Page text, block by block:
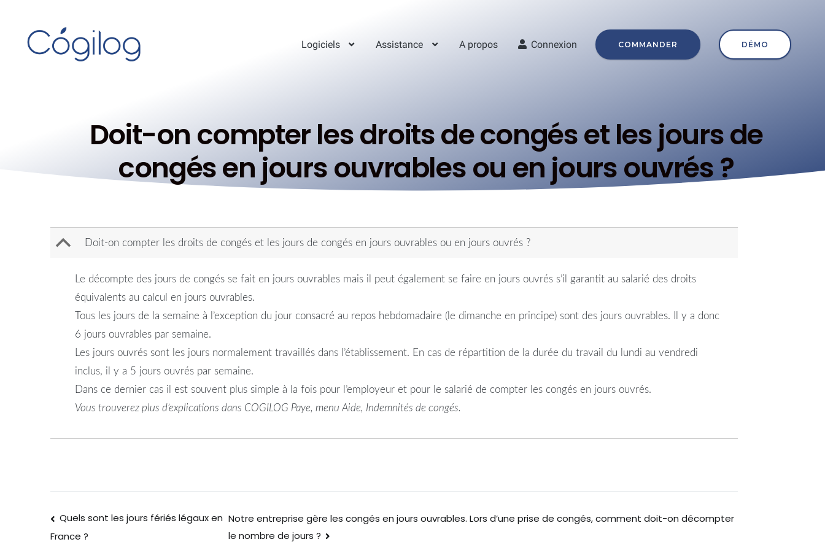
Logiciels Assistance A propos Connexion COMMANDER DÉMO
Doit-on compter les droits de congés et les jours de
congés en jours ouvrables ou en jours ouvrés ?
B Doit-on compter les droits de congés et les jours de congés en jours ouvrables ou en jours ouvrés ?
Le décompte des jours de congés se fait en jours ouvrables mais il peut également se faire en jours ouvrés s’il garantit au salarié des droits
équivalents au calcul en jours ouvrables.
Tous les jours de la semaine à l’exception du jour consacré au repos hebdomadaire (le dimanche en principe) sont des jours ouvrables. Il y a donc
6 jours ouvrables par semaine.
Les jours ouvrés sont les jours normalement travaillés dans l’établissement. En cas de répartition de la durée du travail du lundi au vendredi
inclus, il y a 5 jours ouvrés par semaine.
Dans ce dernier cas il est souvent plus simple à la fois pour l’employeur et pour le salarié de compter les congés en jours ouvrés.
Vous trouverez plus d’explications dans COGILOG Paye, menu Aide, Indemnités de congés.
Quels sont les jours fériés légaux en
France ?
Notre entreprise gère les congés en jours ouvrables. Lors d’une prise de congés, comment doit-on décompter
le nombre de jours ?